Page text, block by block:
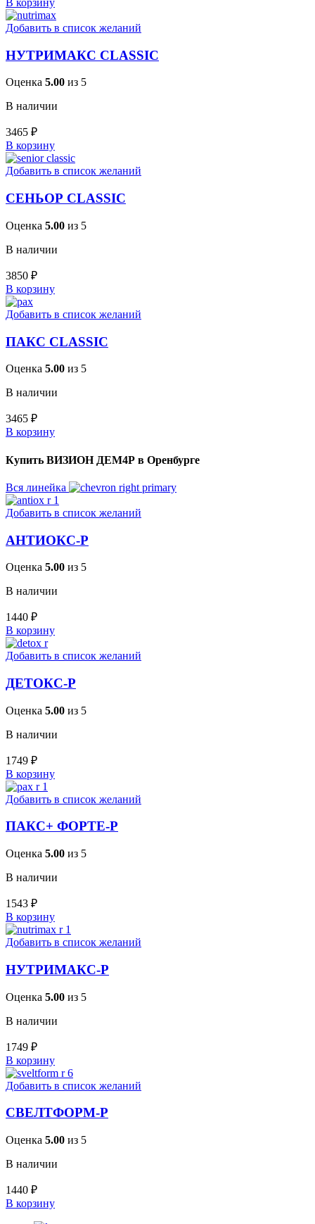
В корзину
Добавить в список желаний
НУТРИМАКС CLASSIC
Оценка 5.00 из 5
В наличии
3465 ₽
В корзину
Добавить в список желаний
СЕНЬОР CLASSIC
Оценка 5.00 из 5
В наличии
3850 ₽
В корзину
Добавить в список желаний
ПАКС CLASSIC
Оценка 5.00 из 5
В наличии
3465 ₽
В корзину
Купить ВИЗИОН ДЕМ4Р в Оренбурге
Вся линейка
Добавить в список желаний
АНТИОКС-Р
Оценка 5.00 из 5
В наличии
1440 ₽
В корзину
Добавить в список желаний
ДЕТОКС-Р
Оценка 5.00 из 5
В наличии
1749 ₽
В корзину
Добавить в список желаний
ПАКС+ ФОРТЕ-Р
Оценка 5.00 из 5
В наличии
1543 ₽
В корзину
Добавить в список желаний
НУТРИМАКС-Р
Оценка 5.00 из 5
В наличии
1749 ₽
В корзину
Добавить в список желаний
СВЕЛТФОРМ-Р
Оценка 5.00 из 5
В наличии
1440 ₽
В корзину